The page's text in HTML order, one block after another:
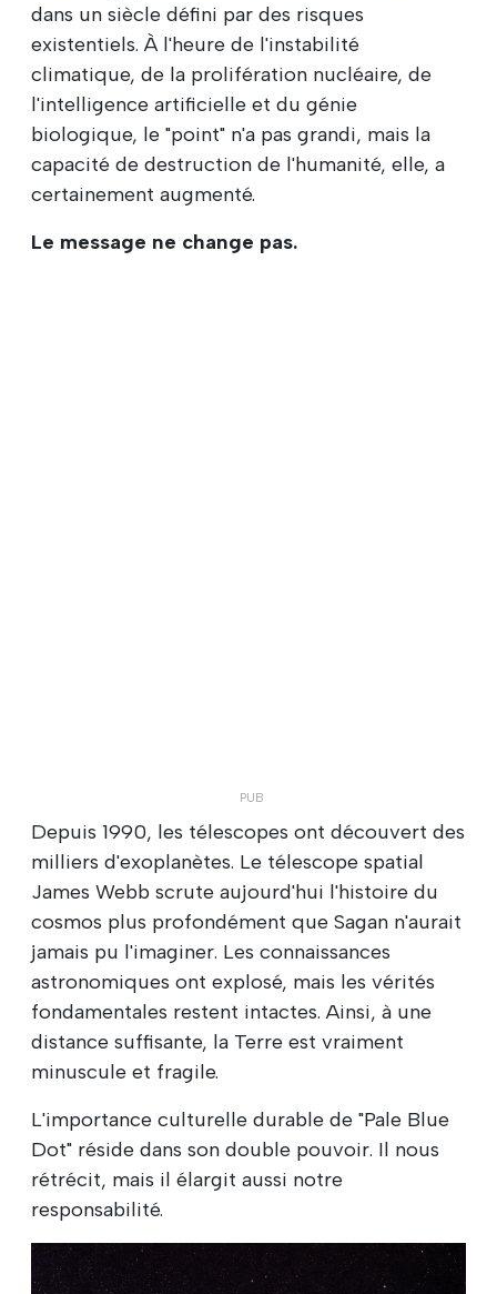
dans un siècle défini par des risques
existentiels. À l'heure de l'instabilité
climatique, de la prolifération nucléaire, de
l'intelligence artificielle et du génie
biologique, le "point" n'a pas grandi, mais la
capacité de destruction de l'humanité, elle, a
certainement augmenté.
Le message ne change pas.
Depuis 1990, les télescopes ont découvert des
milliers d'exoplanètes. Le télescope spatial
James Webb scrute aujourd'hui l'histoire du
cosmos plus profondément que Sagan n'aurait
jamais pu l'imaginer. Les connaissances
astronomiques ont explosé, mais les vérités
fondamentales restent intactes. Ainsi, à une
distance suffisante, la Terre est vraiment
minuscule et fragile.
L'importance culturelle durable de "Pale Blue
Dot" réside dans son double pouvoir. Il nous
rétrécit, mais il élargit aussi notre
responsabilité.